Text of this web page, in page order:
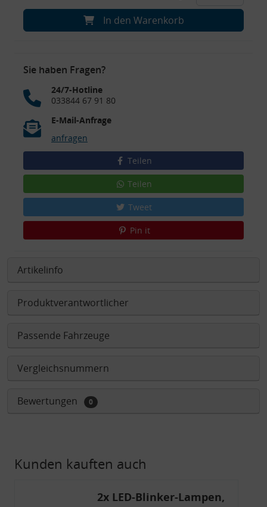
In den Warenkorb
Sie haben Fragen?
24/7-Hotline
033844 67 91 80
E-Mail-Anfrage
anfragen
Teilen
Teilen
Tweet
Pin it
Artikelinfo
Produktverantwortlicher
Passende Fahrzeuge
Vergleichsnummern
Bewertungen 0
Kunden kauften auch
2x LED-Blinker-Lampen,